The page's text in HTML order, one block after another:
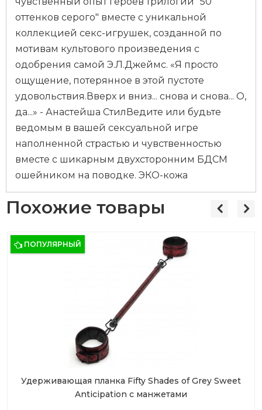
оттенков серого" вместе с уникальной
коллекцией секс-игрушек, созданной по
мотивам культового произведения с
одобрения самой Э.Л.Джеймс. «Я просто
ощущение, потерянное в этой пустоте
удовольствия.Вверх и вниз... снова и снова... О,
да...» - Анастейша СтилВедите или будьте
ведомым в вашей сексуальной игре
наполненной страстью и чувственностью
вместе с шикарным двухсторонним БДСМ
ошейником на поводке. ЭКО-кожа
Похожие товары
ПОПУЛЯРНЫЙ
Удерживающая планка Fifty Shades of Grey Sweet
Anticipation с манжетами